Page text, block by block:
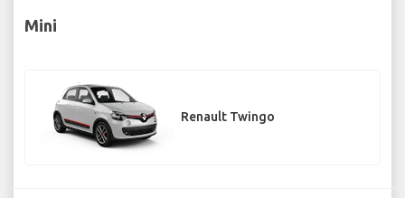
Mini
Renault Twingo